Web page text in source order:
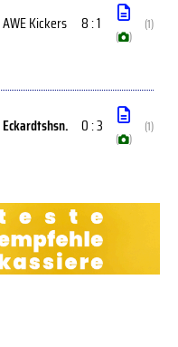
AWE Kickers 8 : 1
( )
(1)
Eckardtshsn. 0 : 3
( )
(1)